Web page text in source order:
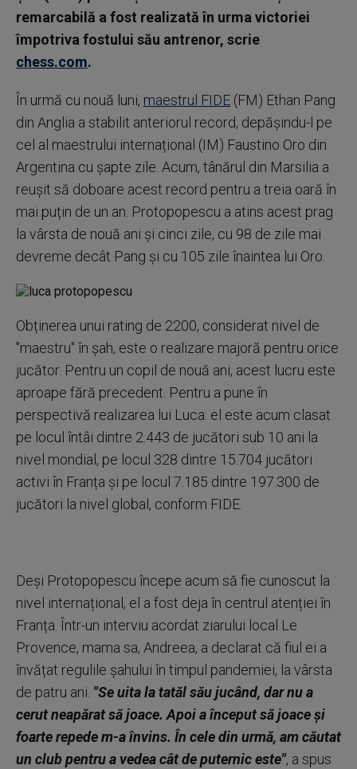
remarcabilă a fost realizată în urma victoriei
împotriva fostului său antrenor, scrie
chess.com.
În urmă cu nouă luni, maestrul FIDE (FM) Ethan Pang
din Anglia a stabilit anteriorul record, depășindu-l pe
cel al maestrului internațional (IM) Faustino Oro din
Argentina cu șapte zile. Acum, tânărul din Marsilia a
reușit să doboare acest record pentru a treia oară în
mai puțin de un an. Protopopescu a atins acest prag
la vârsta de nouă ani și cinci zile, cu 98 de zile mai
devreme decât Pang și cu 105 zile înaintea lui Oro.
Obținerea unui rating de 2200, considerat nivel de
"maestru" în șah, este o realizare majoră pentru orice
jucător. Pentru un copil de nouă ani, acest lucru este
aproape fără precedent. Pentru a pune în
perspectivă realizarea lui Luca: el este acum clasat
pe locul întâi dintre 2.443 de jucători sub 10 ani la
nivel mondial, pe locul 328 dintre 15.704 jucători
activi în Franța și pe locul 7.185 dintre 197.300 de
jucători la nivel global, conform FIDE.
Deși Protopopescu începe acum să fie cunoscut la
nivel internațional, el a fost deja în centrul atenției în
Franța. Într-un interviu acordat ziarului local Le
Provence, mama sa, Andreea, a declarat că fiul ei a
învățat regulile șahului în timpul pandemiei, la vârsta
de patru ani. "Se uita la tatăl său jucând, dar nu a
cerut neapărat să joace. Apoi a început să joace și
foarte repede m-a învins. În cele din urmă, am căutat
un club pentru a vedea cât de puternic este", a spus